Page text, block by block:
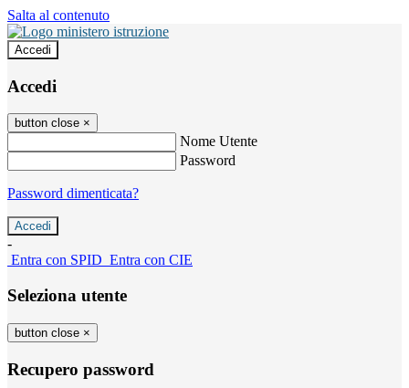
Salta al contenuto
Accedi
Accedi
button close ×
Nome Utente
Password
Password dimenticata?
-
Entra con SPID Entra con CIE
Seleziona utente
button close ×
Recupero password